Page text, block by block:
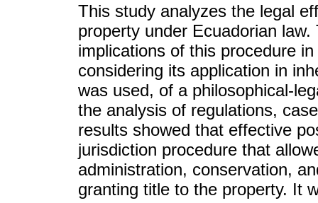
This study analyzes the legal
property under Ecuadorian
implications of this procedure
considering its application in
was used, of a philosophical-
the analysis of regulations,
results showed that effective
jurisdiction procedure that
administration, conservation,
granting title to the property. It